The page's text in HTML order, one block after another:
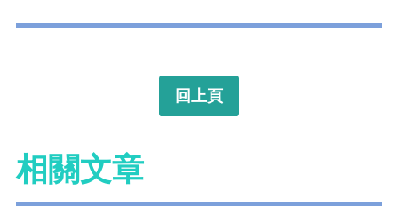
回上頁
相關文章